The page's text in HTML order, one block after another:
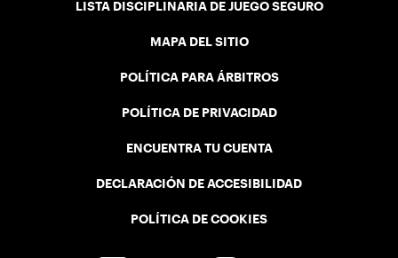
LISTA DISCIPLINARIA DE JUEGO SEGURO
MAPA DEL SITIO
POLÍTICA PARA ÁRBITROS
POLÍTICA DE PRIVACIDAD
ENCUENTRA TU CUENTA
DECLARACIÓN DE ACCESIBILIDAD
POLÍTICA DE COOKIES